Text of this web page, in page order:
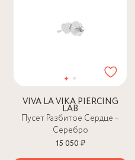
VIVA LA VIKA PIERCING
LAB
Пусет Разбитое Сердце –
Серебро
15 050 ₽